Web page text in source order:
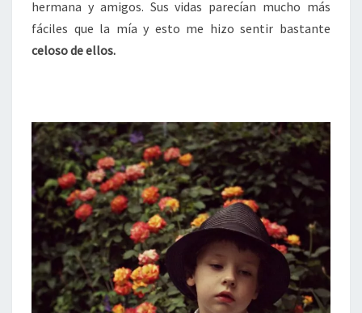
hermana y amigos. Sus vidas parecían mucho más
fáciles que la mía y esto me hizo sentir bastante
celoso de ellos.